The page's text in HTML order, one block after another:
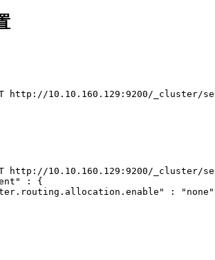
http://10.10.160.129:9200/_cluster/
http://10.10.160.129:9200/_cluster/
: {
: "none"